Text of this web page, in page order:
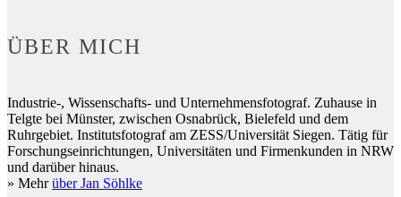
ÜBER MICH
Industrie-, Wissenschafts- und Unternehmensfotograf. Zuhause in
Telgte bei Münster, zwischen Osnabrück, Bielefeld und dem
Ruhrgebiet. Institutsfotograf am ZESS/Universität Siegen. Tätig für
Forschungseinrichtungen, Universitäten und Firmenkunden in NRW
und darüber hinaus.
» Mehrüber Jan Söhlke